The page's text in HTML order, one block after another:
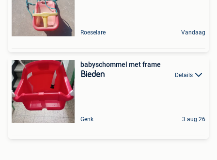
Roeselare Vandaag
babyschommel met frame
Bieden Details
Genk 3 aug 26